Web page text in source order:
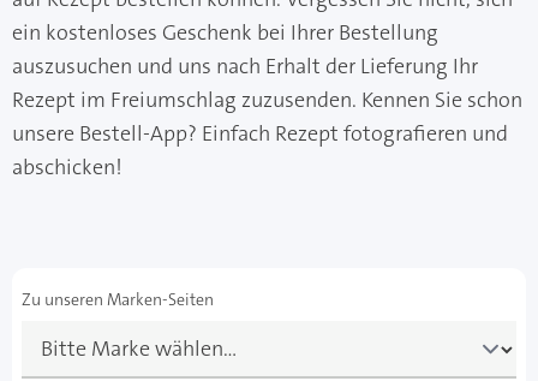
ein kostenloses Geschenk bei Ihrer Bestellung
auszusuchen und uns nach Erhalt der Lieferung Ihr
Rezept im Freiumschlag zuzusenden. Kennen Sie schon
unsere Bestell-App? Einfach Rezept fotografieren und
abschicken!
Zu unseren Marken-Seiten